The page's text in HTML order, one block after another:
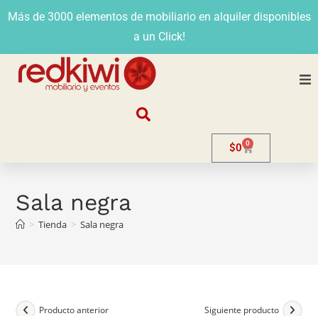
Más de 3000 elementos de mobiliario en alquiler disponibles
a un Click!
Contacto
$0 0
Sala negra
> Tienda > Sala negra
Producto anterior Siguiente producto